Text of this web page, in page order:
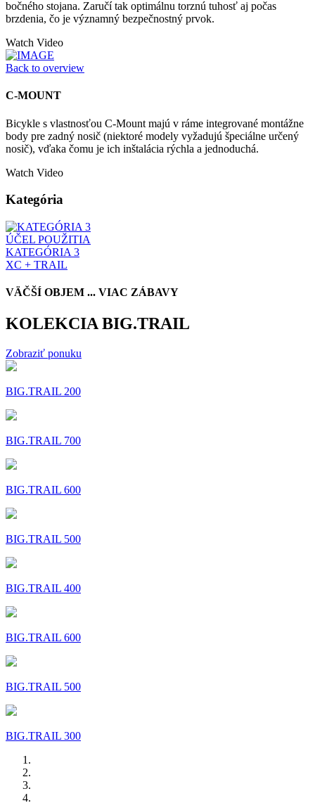
bočného stojana. Zaručí tak optimálnu torznú tuhosť aj počas
brzdenia, čo je významný bezpečnostný prvok.
Watch Video
Back to overview
C-MOUNT
Bicykle s vlastnosťou C-Mount majú v ráme integrované montážne
body pre zadný nosič (niektoré modely vyžadujú špeciálne určený
nosič), vďaka čomu je ich inštalácia rýchla a jednoduchá.
Watch Video
Kategória
ÚČEL POUŽITIA
KATEGÓRIA 3
XC + TRAIL
VÄČŠÍ OBJEM ... VIAC ZÁBAVY
KOLEKCIA BIG.TRAIL
Zobraziť ponuku
BIG.TRAIL 200
BIG.TRAIL 700
BIG.TRAIL 600
BIG.TRAIL 500
BIG.TRAIL 400
BIG.TRAIL 600
BIG.TRAIL 500
BIG.TRAIL 300